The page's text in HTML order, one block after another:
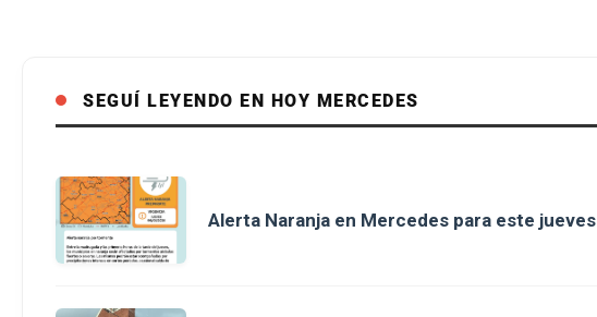
SEGUÍ LEYENDO EN HOY MERCEDES
Alerta Naranja en Mercedes para este jueves